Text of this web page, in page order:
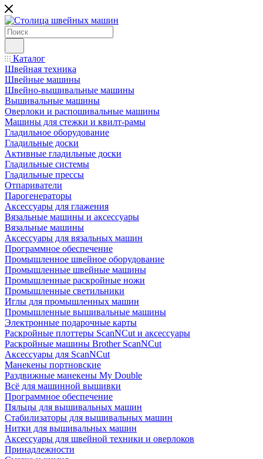
Каталог
Швейная техника
Швейные машины
Швейно-вышивальные машины
Вышивальные машины
Оверлоки и распошивальные машины
Машины для стежки и квилт-рамы
Гладильное оборудование
Гладильные доски
Активные гладильные доски
Гладильные системы
Гладильные прессы
Отпариватели
Парогенераторы
Аксессуары для глажения
Вязальные машины и аксессуары
Вязальные машины
Аксессуары для вязальных машин
Программное обеспечение
Промышленное швейное оборудование
Промышленные швейные машины
Промышленные раскройные ножи
Промышленные светильники
Иглы для промышленных машин
Промышленные вышивальные машины
Электронные подарочные карты
Раскройные плоттеры ScanNCut и аксессуары
Раскройные машины Brother ScanNCut
Аксессуары для ScanNCut
Манекены портновские
Раздвижные манекены My Double
Всё для машинной вышивки
Программное обеспечение
Пяльцы для вышивальных машин
Стабилизаторы для вышивальных машин
Нитки для вышивальных машин
Аксессуары для швейной техники и оверлоков
Принадлежности